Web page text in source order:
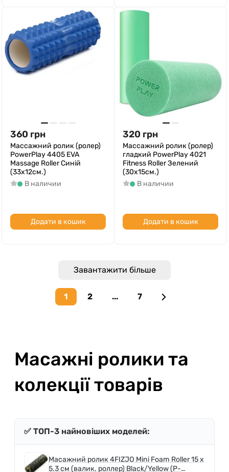
360 грн
Массажний ролик (ролер)
PowerPlay 4405 EVA
Massage Roller Синій
(33x12см.)
В наличии
Додати в кошик
320 грн
Массажний ролик (ролер)
гладкий PowerPlay 4021
Fitness Roller Зелений
(30x15см.)
В наличии
Додати в кошик
Завантажити більше
1 2 ... 7
Next page
Масажні ролики та
колекції товарів
✅ ТОП-3 найновіших моделей:
Масажний ролик 4FIZJO Mini Foam Roller 15 x
5.3 см (валик, роллер) Black/Yellow (P-